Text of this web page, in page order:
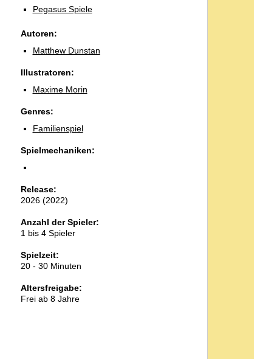
Pegasus Spiele
Autoren:
Matthew Dunstan
Illustratoren:
Maxime Morin
Genres:
Familienspiel
Spielmechaniken:
Release:
2026 (2022)
Anzahl der Spieler:
1 bis 4 Spieler
Spielzeit:
20 - 30 Minuten
Altersfreigabe:
Frei ab 8 Jahre